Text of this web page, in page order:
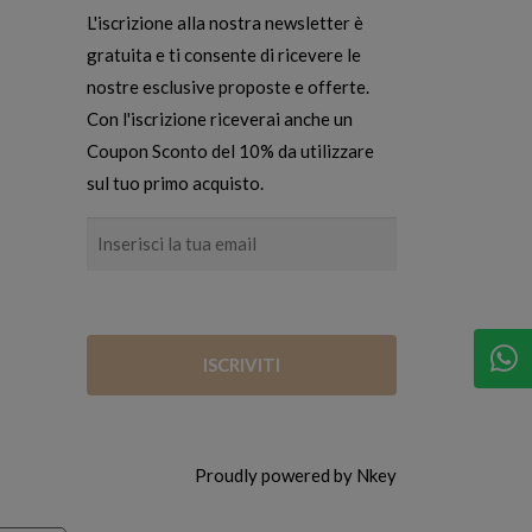
L'iscrizione alla nostra newsletter è
gratuita e ti consente di ricevere le
nostre esclusive proposte e offerte.
Con l'iscrizione riceverai anche un
Coupon Sconto del 10% da utilizzare
sul tuo primo acquisto.
Proudly powered by Nkey